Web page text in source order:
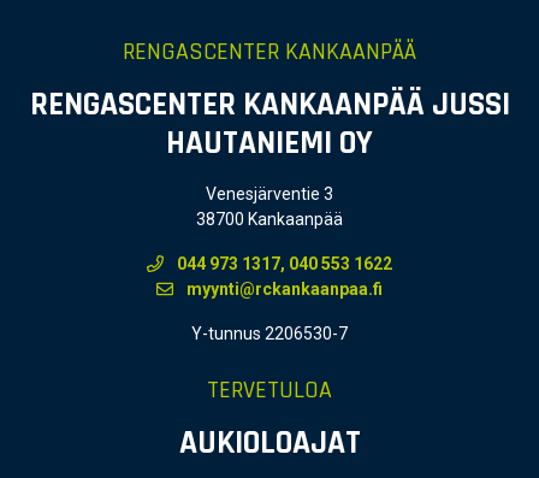
RENGASCENTER KANKAANPÄÄ
RENGASCENTER KANKAANPÄÄ JUSSI
HAUTANIEMI OY
Venesjärventie 3
38700 Kankaanpää
044 973 1317, 040 553 1622
myynti@rckankaanpaa.fi
Y-tunnus 2206530-7
TERVETULOA
AUKIOLOAJAT